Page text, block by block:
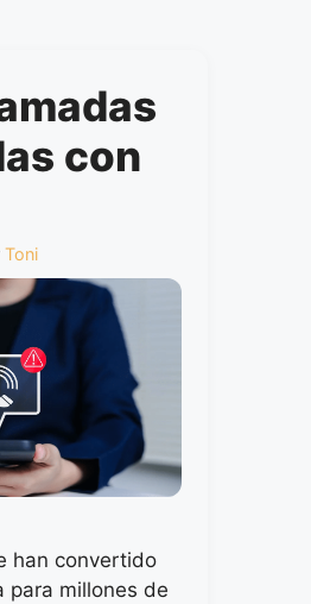
con
Toni
han convertido
para millones de